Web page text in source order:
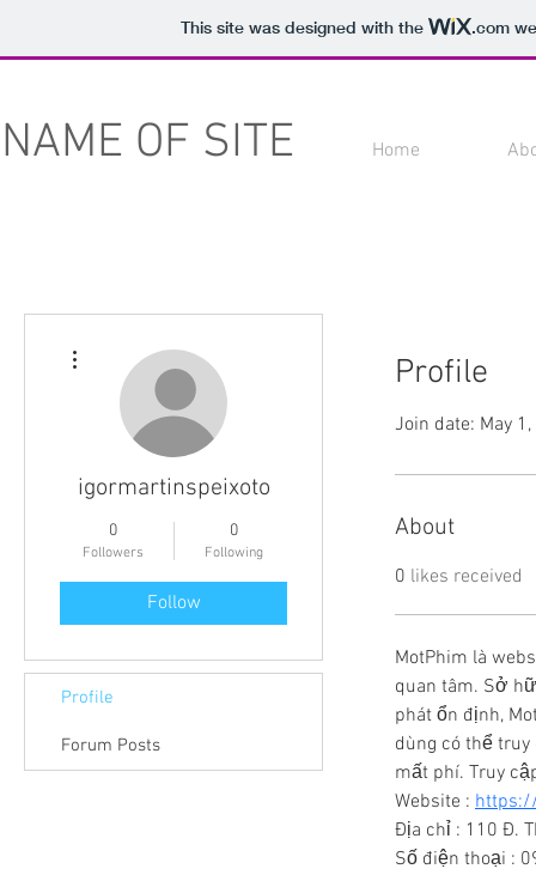
This site was designed with the .com
NAME OF SITE Home
Profile
Join date: May
About
0 likes received
MotPhim là
quan tâm. Sở
phát ổn định,
dùng có thể
mất phí. Truy
Website :
Địa chỉ : 110 Đ.
Số điện thoại :
igormartinspeixoto
0
Followers
0
Following
Follow
Profile
Forum Posts